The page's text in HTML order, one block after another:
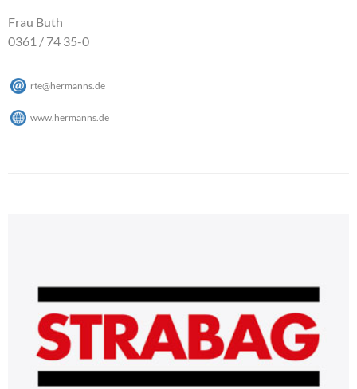
Frau Buth
0361 / 74 35-0
rte@hermanns.de
www.hermanns.de